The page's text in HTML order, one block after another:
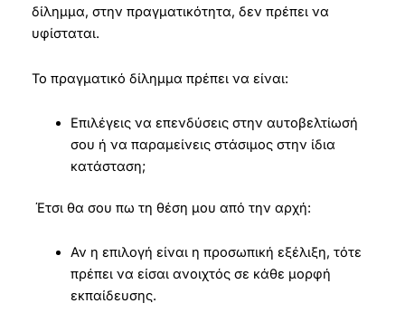
δίλημμα, στην πραγματικότητα, δεν πρέπει να
υφίσταται.
Το πραγματικό δίλημμα πρέπει να είναι:
Επιλέγεις να επενδύσεις στην αυτοβελτίωσή
σου ή να παραμείνεις στάσιμος στην ίδια
κατάσταση;
Έτσι θα σου πω τη θέση μου από την αρχή:
Αν η επιλογή είναι η προσωπική εξέλιξη, τότε
πρέπει να είσαι ανοιχτός σε κάθε μορφή
εκπαίδευσης.